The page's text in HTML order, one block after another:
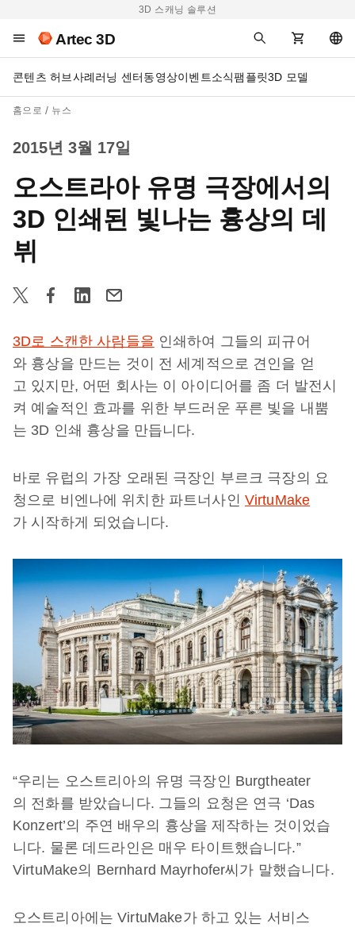
3D 스캐닝 솔루션
Artec 3D
콘텐츠 허브사례러닝 센터동영상이벤트소식팸플릿3D 모델
홈으로 뉴스
2015년 3월 17일
오스트라아 유명 극장에서의
3D 인쇄된 빛나는 흉상의 데
뷔
3D로 스캔한 사람들을 인쇄하여 그들의 피규어
와 흉상을 만드는 것이 전 세계적으로 견인을 얻
고 있지만, 어떤 회사는 이 아이디어를 좀 더 발전시
켜 예술적인 효과를 위한 부드러운 푸른 빛을 내뿜
는 3D 인쇄 흉상을 만듭니다.
바로 유럽의 가장 오래된 극장인 부르크 극장의 요
청으로 비엔나에 위치한 파트너사인 VirtuMake
가 시작하게 되었습니다.
“우리는 오스트리아의 유명 극장인 Burgtheater
의 전화를 받았습니다. 그들의 요청은 연극 ‘Das
Konzert’의 주연 배우의 흉상을 제작하는 것이었습
니다. 물론 데드라인은 매우 타이트했습니다.”
VirtuMake의 Bernhard Mayrhofer씨가 말했습니다.
오스트리아에는 VirtuMake가 하고 있는 서비스